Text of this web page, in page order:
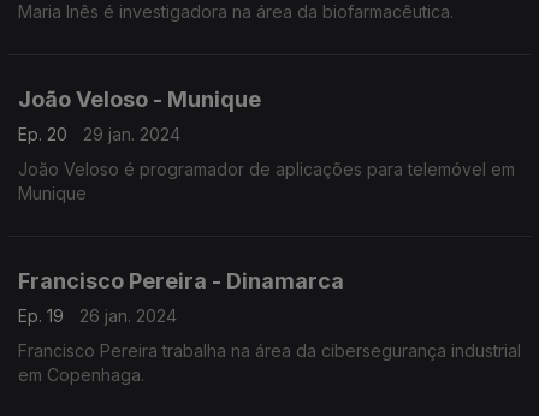
Maria Inês é investigadora na área da biofarmacêutica.
João Veloso - Munique
Ep. 20
29 jan. 2024
João Veloso é programador de aplicações para telemóvel em
Munique
Francisco Pereira - Dinamarca
Ep. 19
26 jan. 2024
Francisco Pereira trabalha na área da cibersegurança industrial
em Copenhaga.